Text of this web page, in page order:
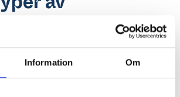
Information Om
av
som inte påverkar rätten till
kassan. Det gäller pensioner som